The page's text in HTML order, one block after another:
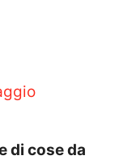
di cose da